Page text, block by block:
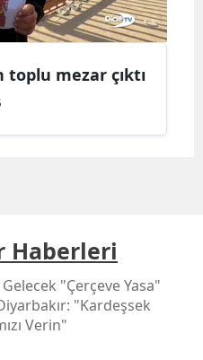
mezar çıktı
Haberleri
"çerçeve Yasa"
"kardeşsek
Verin"